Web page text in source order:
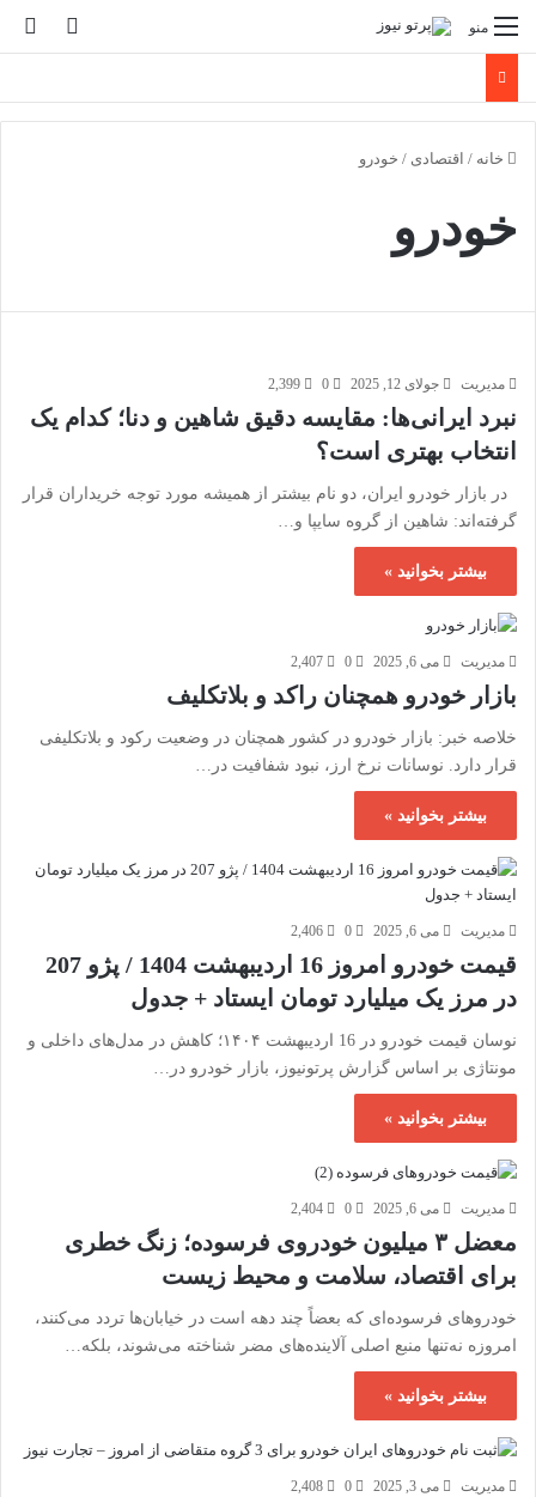
تغییر منو
خانه / اقتصادی / خودرو
خودرو
مدیریت جولای 12, 2025 0
2,399
نبرد ایرانی‌ها: مقایسه دقیق شاهین و دنا؛ کدام یک
انتخاب بهتری است؟
در بازار خودرو ایران، دو نام بیشتر از همیشه مورد توجه خریداران قرار
گرفته‌اند: شاهین از گروه سایپا و…
بیشتر بخوانید »
مدیریت می 6, 2025 0
2,407
بازار خودرو همچنان راکد و بلاتکلیف
خلاصه خبر: بازار خودرو در کشور همچنان در وضعیت رکود و بلاتکلیفی
قرار دارد. نوسانات نرخ ارز، نبود شفافیت در…
بیشتر بخوانید »
مدیریت می 6, 2025 0
2,406
قیمت خودرو امروز 16 اردیبهشت 1404 / پژو 207
در مرز یک میلیارد تومان ایستاد + جدول
نوسان قیمت خودرو در 16 اردیبهشت ۱۴۰۴؛ کاهش در مدل‌های داخلی و
مونتاژی بر اساس گزارش پرتونیوز، بازار خودرو در…
بیشتر بخوانید »
مدیریت می 6, 2025 0
2,404
معضل ۳ میلیون خودروی فرسوده؛ زنگ خطری
برای اقتصاد، سلامت و محیط زیست
خودروهای فرسوده‌ای که بعضاً چند دهه است در خیابان‌ها تردد می‌کنند،
امروزه نه‌تنها منبع اصلی آلاینده‌های مضر شناخته می‌شوند، بلکه…
بیشتر بخوانید »
مدیریت می 3, 2025 0
2,408